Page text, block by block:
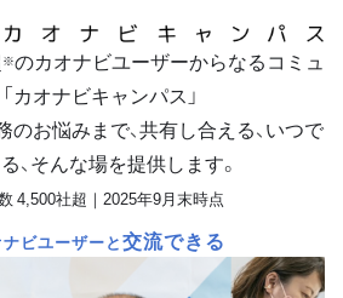
※のカオナビユーザーからなるコミュ
カオナビキャンパス」
お悩みまで、共有し合える、いつで
、そんな場を提供します。
4,500社超｜2025年9月末時点
ビユーザーと交流できる